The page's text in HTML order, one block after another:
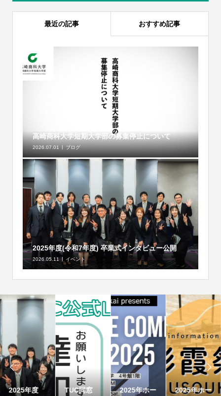
最近の記事 おすすめ記事
高崎商科大学短期大学部の募集停止について
2026.07.01 ブログ
2025年度(令和7年度) 卒業式インタビュー公開
2026.05.11 イベント

2025年度
TUC同窓
2025年ホー
2025年ホー
